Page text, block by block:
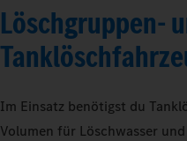
Löschgruppen-
Im Einsatz benötigst du
Volumen für Löschwasser